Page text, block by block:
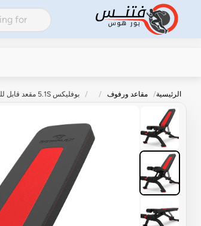
الرئيسية مقاعد ورفوف بوفليكس 5.1S مقعد قابل للتعديل